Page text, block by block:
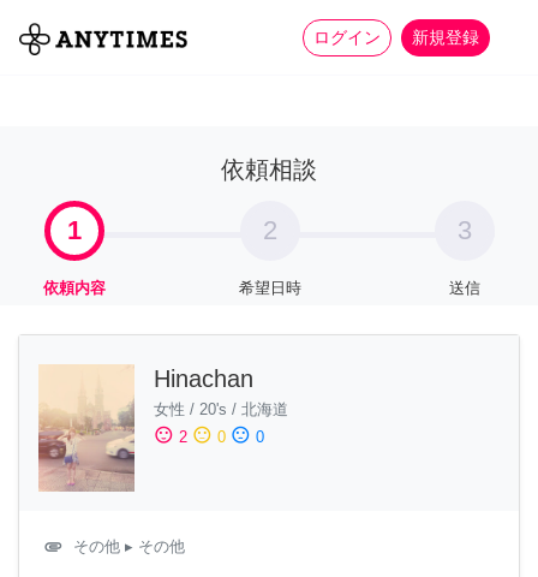
ログイン 新規登録
全て 家事 more_horiz
依頼相談
1
依頼内容
2
希望日時
3
送信
Hinachan
女性 / 20's / 北海道
sentiment_satisfied 2 sentiment_neutral 0 sentiment_dissatisfied 0
attachment その他 ▸ その他